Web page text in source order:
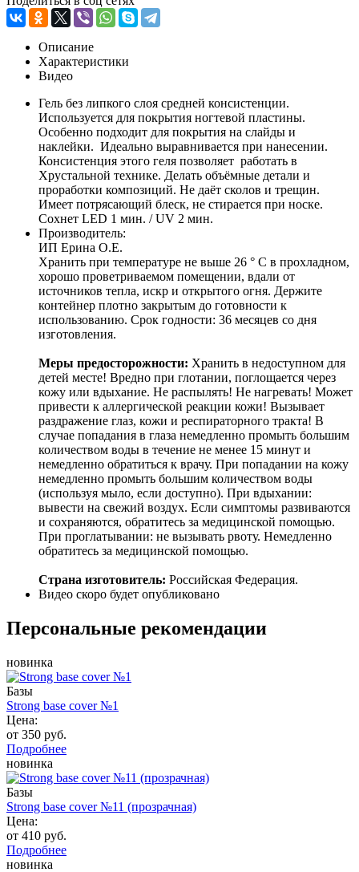
Описание
Характеристики
Видео
Гель без липкого слоя средней консистенции.
Используется для покрытия ногтевой пластины.
Особенно подходит для покрытия на слайды и
наклейки. Идеально выравнивается при нанесении.
Консистенция этого геля позволяет работать в
Хрустальной технике. Делать объёмные детали и
проработки композиций. Не даёт сколов и трещин.
Имеет потрясающий блеск, не стирается при носке.
Сохнет LED 1 мин. / UV 2 мин.
Производитель:
ИП Ерина О.Е.
Хранить при температуре не выше 26 ° C в прохладном,
хорошо проветриваемом помещении, вдали от
источников тепла, искр и открытого огня. Держите
контейнер плотно закрытым до готовности к
использованию. Срок годности: 36 месяцев со дня
изготовления.
Меры предосторожности: Хранить в недоступном для
детей месте! Вредно при глотании, поглощается через
кожу или вдыхание. Не распылять! Не нагревать! Может
привести к аллергической реакции кожи! Вызывает
раздражение глаз, кожи и респираторного тракта! В
случае попадания в глаза немедленно промыть большим
количеством воды в течение не менее 15 минут и
немедленно обратиться к врачу. При попадании на кожу
немедленно промыть большим количеством воды
(используя мыло, если доступно). При вдыхании:
вывести на свежий воздух. Если симптомы развиваются
и сохраняются, обратитесь за медицинской помощью.
При проглатывании: не вызывать рвоту. Немедленно
обратитесь за медицинской помощью.
Страна изготовитель: Российская Федерация.
Видео скоро будет опубликовано
Персональные рекомендации
новинка
Базы
Strong base cover №1
Цена:
от 350 руб.
Подробнее
новинка
Базы
Strong base cover №11 (прозрачная)
Цена:
от 410 руб.
Подробнее
новинка